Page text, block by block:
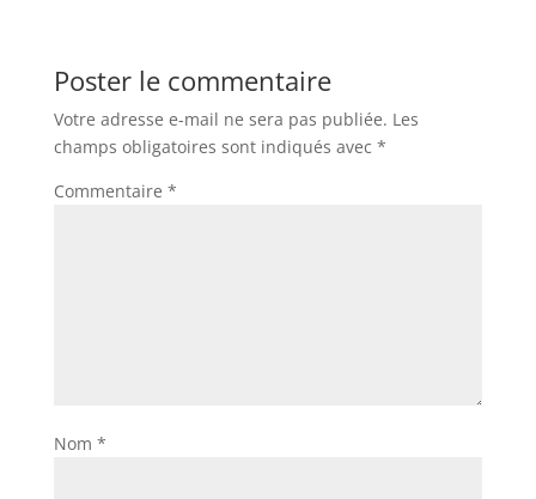
Poster le commentaire
Votre adresse e-mail ne sera pas publiée. Les
champs obligatoires sont indiqués avec *
Commentaire *
Nom *